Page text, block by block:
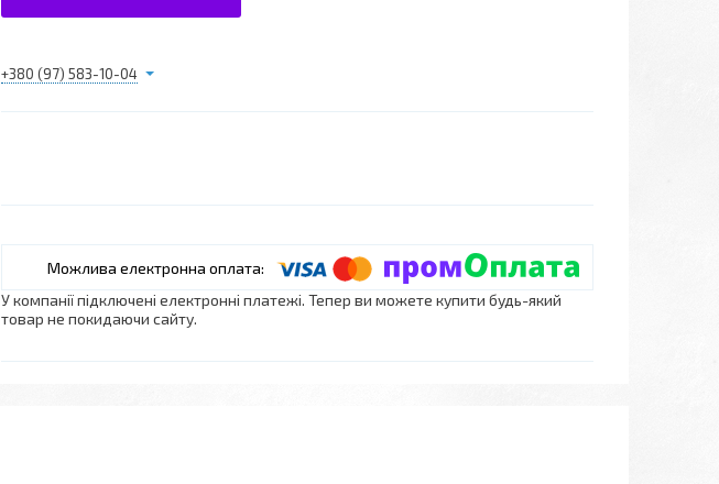
+380 (97) 583-10-04
У компанії підключені електронні платежі. Тепер ви можете купити будь-який
товар не покидаючи сайту.